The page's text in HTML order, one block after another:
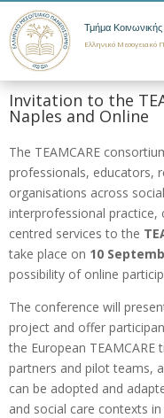
Τμήμα
Ελληνικό Μεσογειακό
Invitation to the
Naples and Online
The TEAMCARE
professionals, educators,
organisations across
interprofessional practice,
centred services to the
take place on 10
possibility of online
The conference will
project and offer
the European
partners and pilot teams,
can be adopted and
and social care contexts in